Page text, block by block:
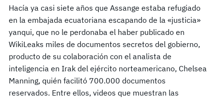
Hacía ya casi siete años que Assange estaba refugiado
en la embajada ecuatoriana escapando de la «justicia»
yanqui, que no le perdonaba el haber publicado en
WikiLeaks miles de documentos secretos del gobierno,
producto de su colaboración con el analista de
inteligencia en Irak del ejército norteamericano, Chelsea
Manning, quién facilitó 700.000 documentos
reservados. Entre ellos, videos que muestran las